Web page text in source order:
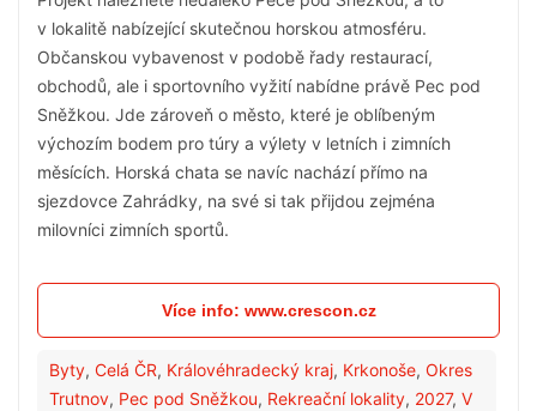
v lokalitě nabízející skutečnou horskou atmosféru.
Občanskou vybavenost v podobě řady restaurací,
obchodů, ale i sportovního vyžití nabídne právě Pec pod
Sněžkou. Jde zároveň o město, které je oblíbeným
výchozím bodem pro túry a výlety v letních i zimních
měsících. Horská chata se navíc nachází přímo na
sjezdovce Zahrádky, na své si tak přijdou zejména
milovníci zimních sportů.
Více info: www.crescon.cz
Byty, Celá ČR, Královéhradecký kraj, Krkonoše, Okres
Trutnov, Pec pod Sněžkou, Rekreační lokality, 2027, V